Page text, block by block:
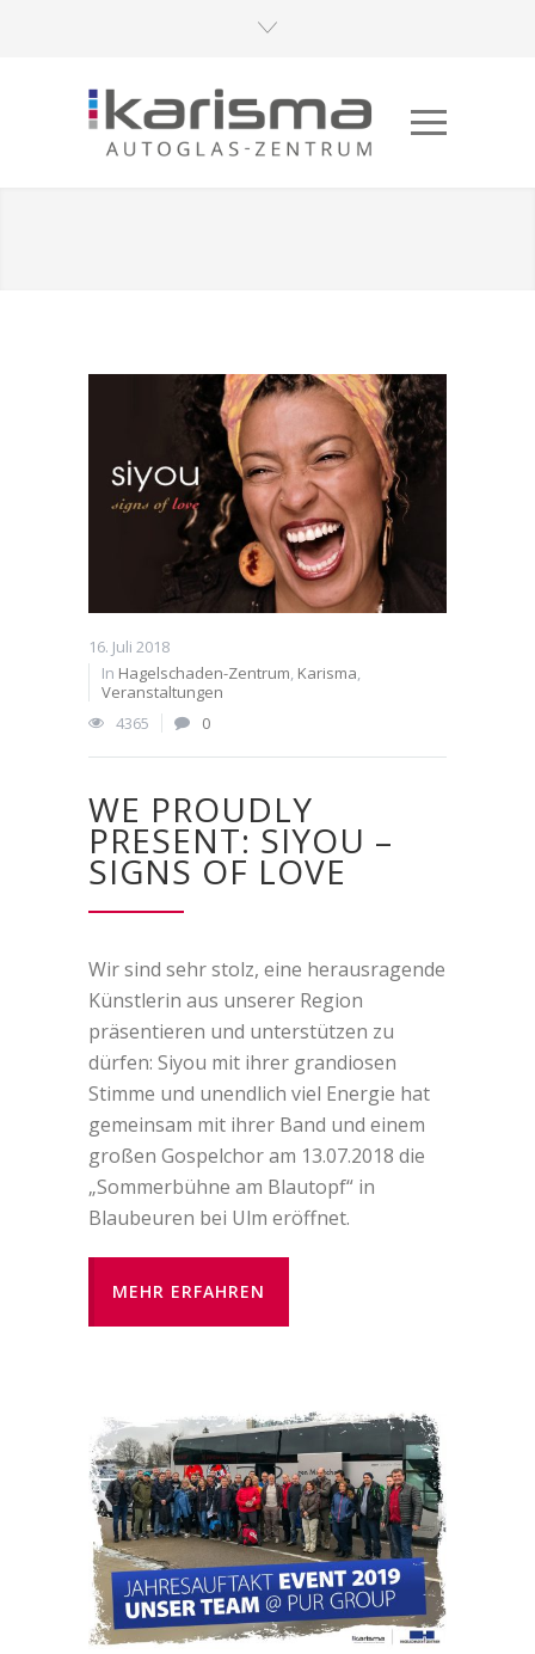
16. Juli 2018
In Hagelschaden-Zentrum, Karisma,
Veranstaltungen
4365
0
WE PROUDLY
PRESENT: SIYOU –
SIGNS OF LOVE
Wir sind sehr stolz, eine herausragende
Künstlerin aus unserer Region
präsentieren und unterstützen zu
dürfen: Siyou mit ihrer grandiosen
Stimme und unendlich viel Energie hat
gemeinsam mit ihrer Band und einem
großen Gospelchor am 13.07.2018 die
„Sommerbühne am Blautopf“ in
Blaubeuren bei Ulm eröffnet.
MEHR ERFAHREN